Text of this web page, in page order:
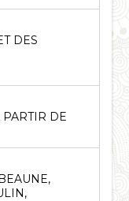
DES
DE